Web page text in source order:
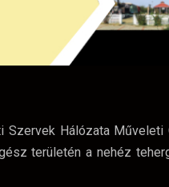
Szervek Hálózata
területén a nehéz